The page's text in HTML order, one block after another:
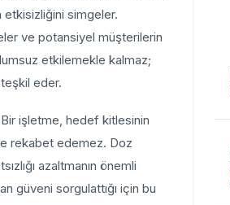
etkisizliğini simgeler.
ve potansiyel müşterilerin
etkilemekle kalmaz;
eder.
Bir işletme, hedef kitlesinin
rekabet edemez. Doz
azaltmanın önemli
güveni sorgulattığı için bu